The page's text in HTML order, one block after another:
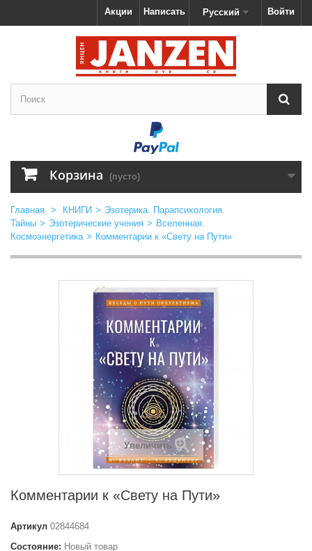
Войти
Русский
Написать
Акции
Корзина (пусто)
Главная > КНИГИ > Эзотерика. Парапсихология.
Тайны > Эзотерические учения > Вселенная.
Космоэнергетика > Комментарии к «Свету на Пути»
Увеличить
Комментарии к «Свету на Пути»
Артикул 02844684
Состояние: Новый товар